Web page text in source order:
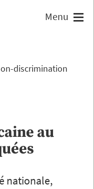
discrimination
au
nationale,